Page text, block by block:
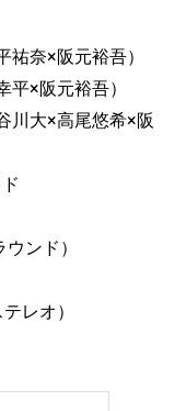
奈×阪元裕吾）
×阪元裕吾）
川大×高尾悠希×阪
ンド）
レオ）